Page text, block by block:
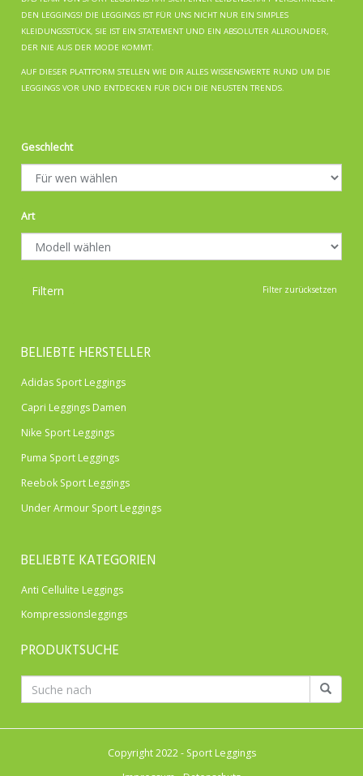
DEN LEGGINGS! DIE LEGGINGS IST FÜR UNS NICHT NUR EIN SIMPLES
KLEIDUNGSSTÜCK, SIE IST EIN STATEMENT UND EIN ABSOLUTER ALLROUNDER,
DER NIE AUS DER MODE KOMMT.
AUF DIESER PLATTFORM STELLEN WIE DIR ALLES WISSENSWERTE RUND UM DIE
LEGGINGS VOR UND ENTDECKEN FÜR DICH DIE NEUSTEN TRENDS.
Geschlecht
Art
Filter zurücksetzen
Filtern
BELIEBTE HERSTELLER
Adidas Sport Leggings
Capri Leggings Damen
Nike Sport Leggings
Puma Sport Leggings
Reebok Sport Leggings
Under Armour Sport Leggings
BELIEBTE KATEGORIEN
Anti Cellulite Leggings
Kompressionsleggings
PRODUKTSUCHE
Copyright 2022 - Sport Leggings